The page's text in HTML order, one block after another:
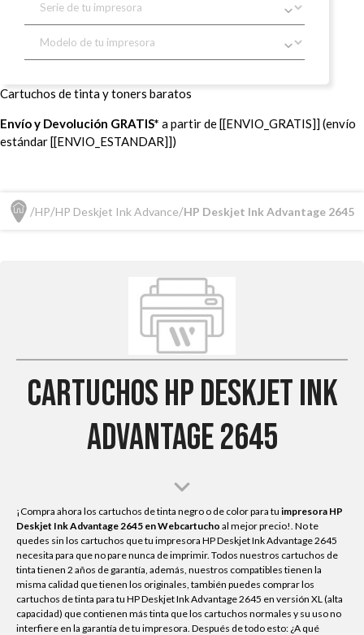
Cartuchos de tinta y toners baratos
Envío y Devolución GRATIS* a partir de [[ENVIO_GRATIS]] (envío
estándar [[ENVIO_ESTANDAR]])
HP HP Deskjet Ink Advance HP Deskjet Ink Advantage 2645
Cartuchos HP Deskjet Ink
Advantage 2645
¡Compra ahora los cartuchos de tinta negro o de color para tu impresora HP
Deskjet Ink Advantage 2645 en Webcartucho al mejor precio!. No te
quedes sin los cartuchos que tu impresora HP Deskjet Ink Advantage 2645
necesita para que no pare nunca de imprimir. Todos nuestros cartuchos de
tinta tienen 2 años de garantía, además, nuestros compatibles tienen la
misma calidad que tienen los originales, también puedes comprar los
cartuchos de tinta para tu HP Deskjet Ink Advantage 2645 en versión XL (alta
capacidad) que contienen más tinta que los cartuchos normales y su uso no
interfiere en la garantía de tu impresora. Después de todo esto: ¿A qué